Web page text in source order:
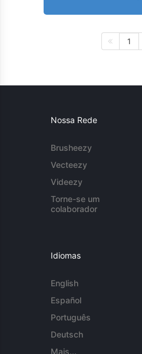
1
Nossa Rede
Brusheezy
Vecteezy
Videezy
Torne-se um
colaborador
Idiomas
English
Español
Português
Deutsch
Mais...